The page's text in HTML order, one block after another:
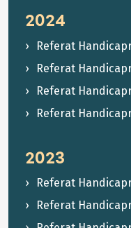
2024
Referat
Referat
Referat
Referat
2023
Referat
Referat